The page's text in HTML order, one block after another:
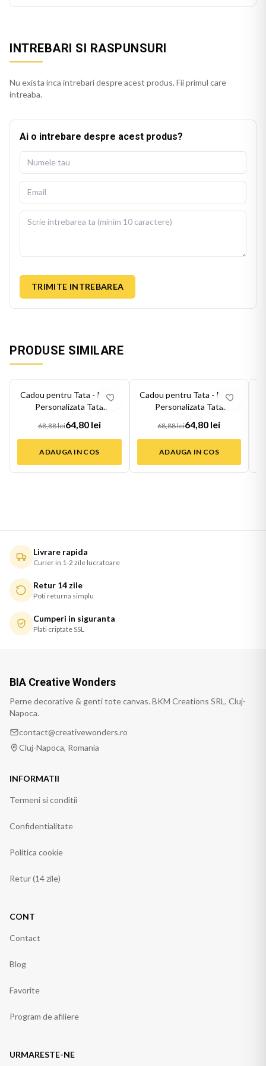
INTREBARI SI RASPUNSURI
Nu exista inca intrebari despre acest produs. Fii primul care
intreaba.
Ai o intrebare despre acest produs?
TRIMITE INTREBAREA
PRODUSE SIMILARE
6%
Cadou pentru Tata - Perna
Personalizata Tata
68,88 lei64,80 lei
ADAUGA IN COS
6%
Cadou pentru Tata - Perna
Personalizata Tata
68,88 lei64,80 lei
ADAUGA IN COS
Livrare rapida
Curier in 1-2 zile lucratoare
Retur 14 zile
Poti returna simplu
Cumperi in siguranta
Plati criptate SSL
BIA Creative Wonders
Perne decorative & genti tote canvas. BKM Creations SRL, Cluj-
Napoca.
contact@creativewonders.ro
Cluj-Napoca, Romania
INFORMATII
Termeni si conditii
Confidentialitate
Politica cookie
Retur (14 zile)
CONT
Contact
Blog
Favorite
Program de afiliere
URMARESTE-NE